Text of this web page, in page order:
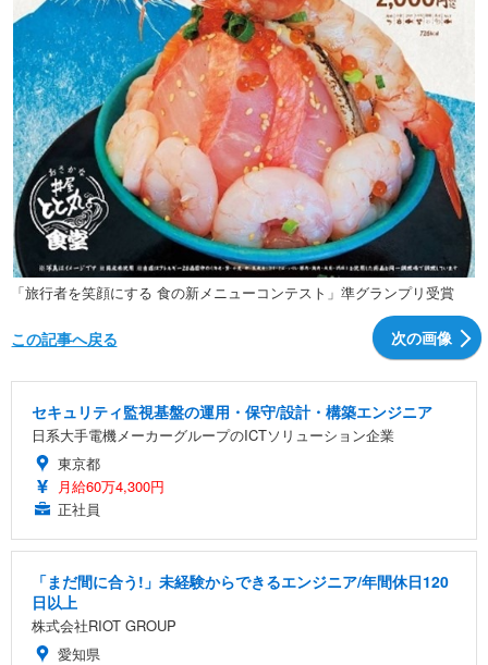
「旅行者を笑顔にする 食の新メニューコンテスト」準グランプリ受賞
次の画像
この記事へ戻る
セキュリティ監視基盤の運用・保守/設計・構築エンジニア
日系大手電機メーカーグループのICTソリューション企業
東京都
月給60万4,300円
正社員
「まだ間に合う!」未経験からできるエンジニア/年間休日120
日以上
株式会社RIOT GROUP
愛知県